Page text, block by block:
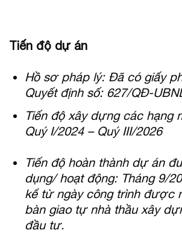
Tiến độ dự án
Hồ sơ pháp lý: Đã có giấy
Quyết định số: 627/QĐ-
Tiến độ xây dựng các hạng
Quý I/2024 – Quý III/2026
Tiến độ hoàn thành dự án
dụng/ hoạt động: Tháng 9/
kể từ ngày công trình được
bàn giao tự nhà thầu xây
đầu tư.